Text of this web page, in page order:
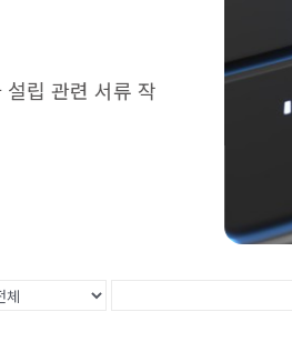
립 관련 서류 작